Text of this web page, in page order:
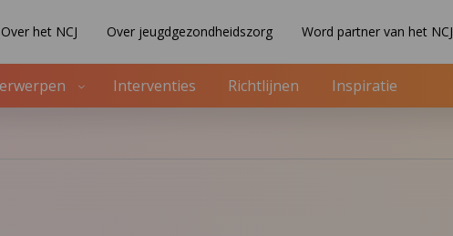
Over het NCJ Over jeugdgezondheidszorg Word partner van het NCJ
Interventies Richtlijnen Inspiratie